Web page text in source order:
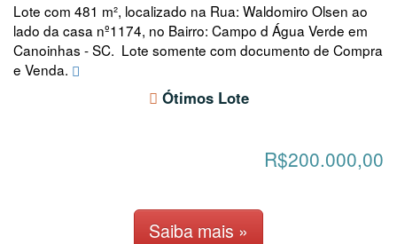
Lote com 481 m², localizado na Rua: Waldomiro Olsen ao
lado da casa nº1174, no Bairro: Campo d Água Verde em
Canoinhas - SC. Lote somente com documento de Compra
e Venda.
Ótimos Lote
R$200.000,00
Saiba mais »